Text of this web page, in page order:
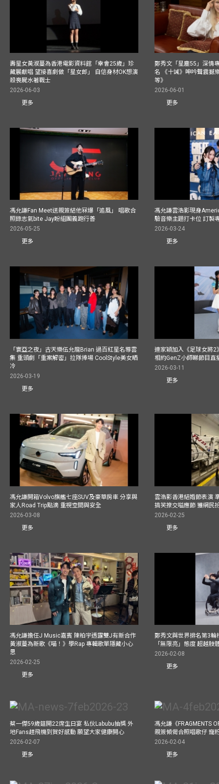
壽星女黃淑蔓為香港電影資料館「幸會25歲」珍
藏展獻唱 望接喜劇做「星女郎」 自信身材OK想演
殺喪屍水著戰士
2026-06-03
更多
鄭秀文「星塵55」深情
名 《十誡》呻吟聲震撼
等》
2026-06-01
更多
馮允謙Fan Meet送親簽結他冧爆「追風」 唱歌合
照錄志氣bite Jay盼組團義跑行善
2026-05-25
更多
馮允謙雲浩影現身
驗音樂主題打卡位 訂製
2026-03-24
更多
「寰亞之夜」古天樂伍允龍Brian 過百紅星名導雲
集 重頭劇「重案解密」拉隊捧場 CoolStyle美女晒
冷
2026-03-19
更多
連家穎加入《足球女將
相約GenZ小師睇節目直
2026-03-11
更多
馮允謙開箱Volvo旗艦七座SUV及豪華房車 分享與
家人Road Trip點滴 重視空間與安全
2026-03-08
更多
雲浩影香港結婚節表演
搞笑撩交嗌應節 獲網民
2026-02-25
更多
馮允謙擔任J Music嘉賓 陳柏宇透露雙J有新合作
黃淑蔓為新歌《喵！》學Rap 專輯歌單隱藏小心
思
2026-02-25
更多
鄭秀文與世界排名第3輪
「無限亮」態度 超越肢
2026-02-08
更多
蔡一傑59歲筵開22席生日宴 私伙Labubu抽獎 外
地Fans趕飛機到賀好感動 願望大家健康開心
2026-02-07
更多
馮允謙《FRAGMENTS
親簽傾偈合照唱歌仔 寵
2026-02-04
更多